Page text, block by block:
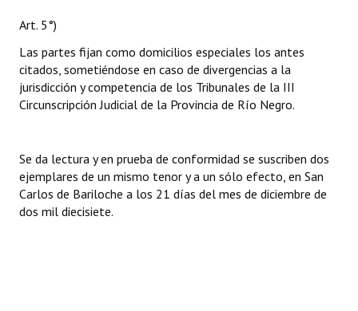
Art. 5°)
Las partes fijan como domicilios especiales los antes
citados, sometiéndose en caso de divergencias a la
jurisdicción y competencia de los Tribunales de la III
Circunscripción Judicial de la Provincia de Río Negro.
Se da lectura y en prueba de conformidad se suscriben dos
ejemplares de un mismo tenor y a un sólo efecto, en San
Carlos de Bariloche a los 21 días del mes de diciembre de
dos mil diecisiete.